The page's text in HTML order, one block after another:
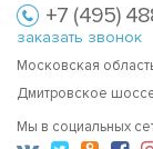
+7 (495)
заказать звонок
Московская
Дмитровское
Мы в социальных